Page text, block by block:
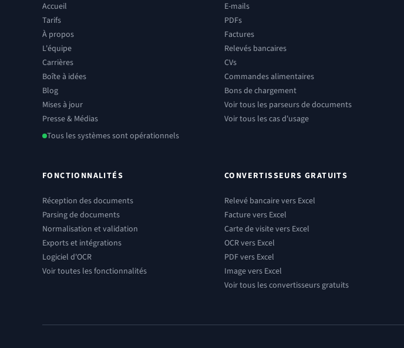
Accueil
Tarifs
À propos
L'équipe
Carrières
Boîte à idées
Blog
Mises à jour
Presse & Médias
Tous les systèmes sont opérationnels
E-mails
PDFs
Factures
Relevés bancaires
CVs
Commandes alimentaires
Bons de chargement
Voir tous les parseurs de documents
Voir tous les cas d'usage
FONCTIONNALITÉS
Réception des documents
Parsing de documents
Normalisation et validation
Exports et intégrations
Logiciel d'OCR
Voir toutes les fonctionnalités
CONVERTISSEURS GRATUITS
Relevé bancaire vers Excel
Facture vers Excel
Carte de visite vers Excel
OCR vers Excel
PDF vers Excel
Image vers Excel
Voir tous les convertisseurs gratuits